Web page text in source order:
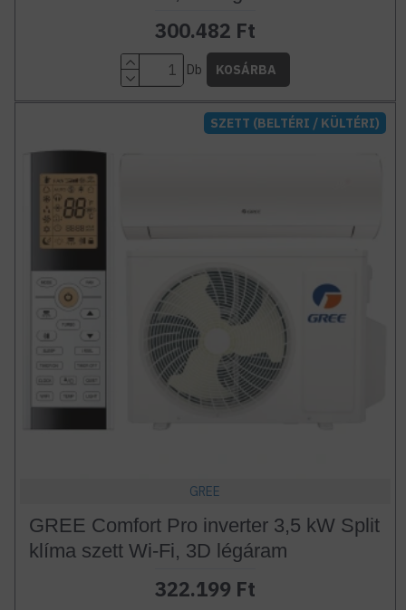
300.482 Ft
Db KOSÁRBA
SZETT (BELTÉRI / KÜLTÉRI)
GREE
GREE Comfort Pro inverter 3,5 kW Split
klíma szett Wi-Fi, 3D légáram
322.199 Ft